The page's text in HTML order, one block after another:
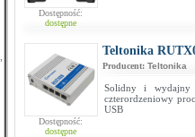
Dostępność:
dostępne
Dostępność:
dostępne
Teltonika
Producent: Teltonika
Solidny i wydajny
czterordzeniowy
USB